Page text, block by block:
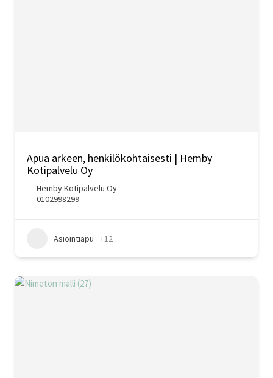
Apua arkeen, henkilökohtaisesti | Hemby
Kotipalvelu Oy
Hemby Kotipalvelu Oy
0102998299
Asiointiapu +12